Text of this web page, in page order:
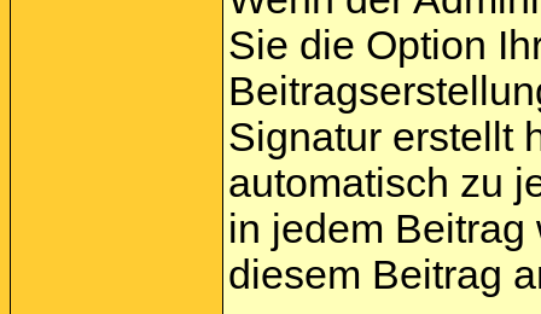
Sie die Option
Signatur erstellt
automatisch zu
in jedem
diesem Beitrag